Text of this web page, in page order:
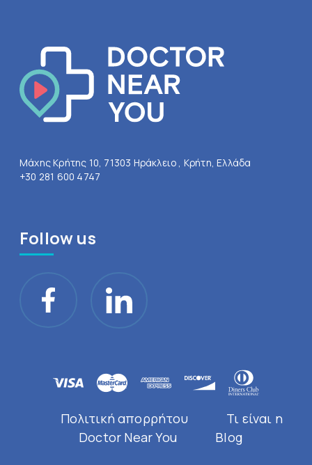
Μάχης Κρήτης 10, 71303 Ηράκλειο , Κρήτη, Ελλάδα
+30 281 600 4747
Follow us
Πολιτική απορρήτου
Τι είναι η
Doctor Near You
Blog